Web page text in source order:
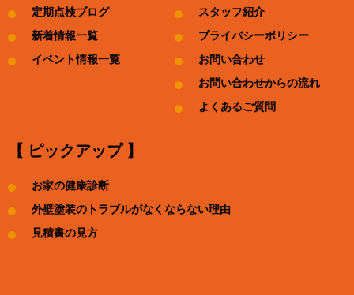
定期点検ブログ
新着情報一覧
イベント情報一覧
スタッフ紹介
プライバシーポリシー
お問い合わせ
お問い合わせからの流れ
よくあるご質問
【 ピックアップ 】
お家の健康診断
外壁塗装のトラブルがなくならない理由
見積書の見方